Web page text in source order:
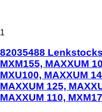
1
82035488
MXM155, MAXXUM
MXU100, MAXXUM
MAXXUM 125,
MAXXUM 110,